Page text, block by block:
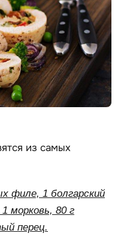
из самых
филе, 1 болгарский
морковь, 80 г
перец.